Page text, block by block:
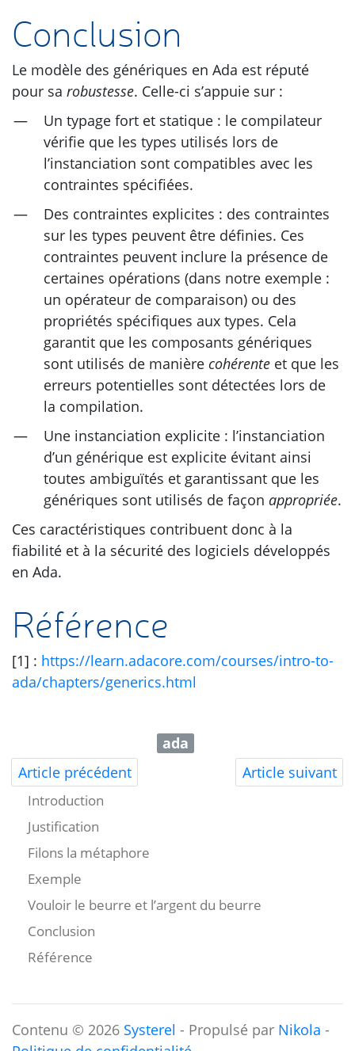
Conclusion
Le modèle des génériques en Ada est réputé
pour sa robustesse. Celle-ci s’appuie sur :
Un typage fort et statique : le compilateur
vérifie que les types utilisés lors de
l’instanciation sont compatibles avec les
contraintes spécifiées.
Des contraintes explicites : des contraintes
sur les types peuvent être définies. Ces
contraintes peuvent inclure la présence de
certaines opérations (dans notre exemple :
un opérateur de comparaison) ou des
propriétés spécifiques aux types. Cela
garantit que les composants génériques
sont utilisés de manière cohérente et que les
erreurs potentielles sont détectées lors de
la compilation.
Une instanciation explicite : l’instanciation
d’un générique est explicite évitant ainsi
toutes ambiguïtés et garantissant que les
génériques sont utilisés de façon appropriée.
Ces caractéristiques contribuent donc à la
fiabilité et à la sécurité des logiciels développés
en Ada.
Référence
[1] : https://learn.adacore.com/courses/intro-to-
ada/chapters/generics.html
ada
Article précédent
Article suivant
Introduction
Justification
Filons la métaphore
Exemple
Vouloir le beurre et l’argent du beurre
Conclusion
Référence
Contenu © 2026 Systerel - Propulsé par Nikola -